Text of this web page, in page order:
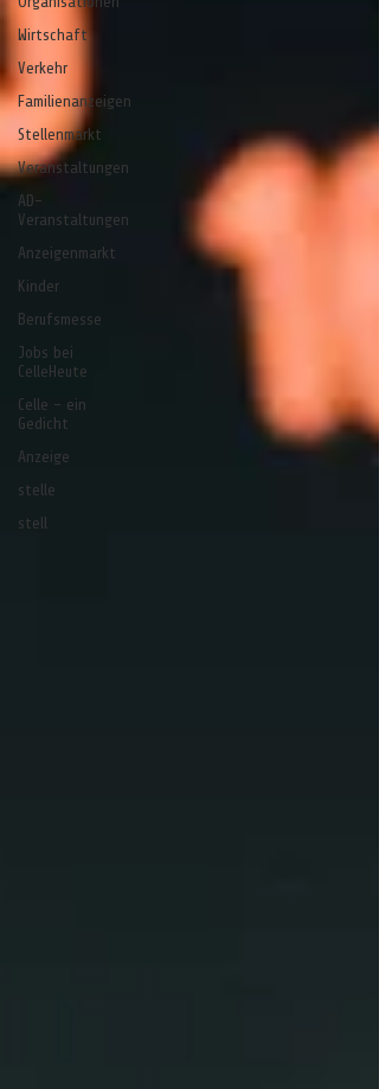
Wirtschaft
Verkehr
Familienanzeigen
Stellenmarkt
Veranstaltungen
AD-
Veranstaltungen
Anzeigenmarkt
Kinder
Berufsmesse
Jobs bei
CelleHeute
Celle - ein
Gedicht
Anzeige
stelle
stell